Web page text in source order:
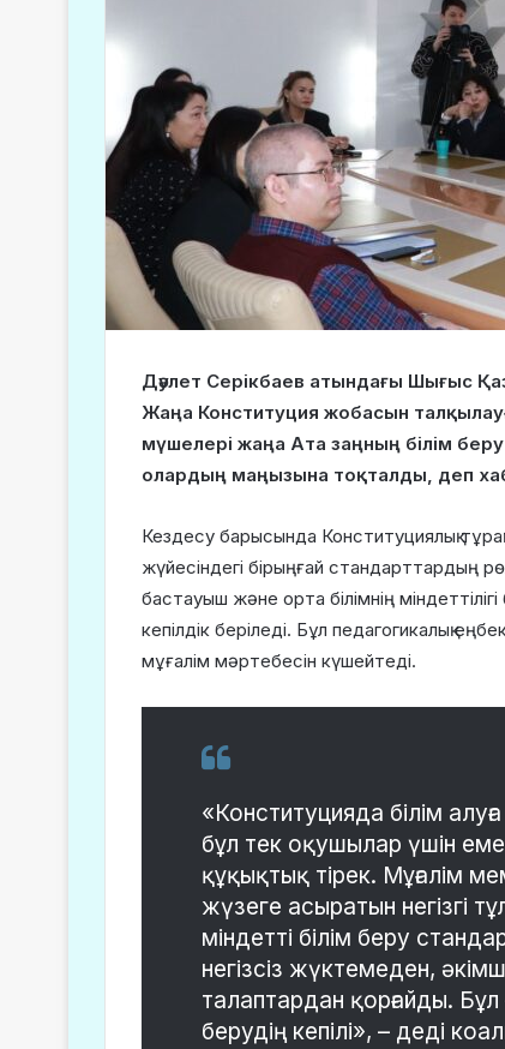
Дәулет Серікбаев атындағы Шығыс
Жаңа Конституция жобасын
мүшелері жаңа Ата заңның білім беру
олардың маңызына тоқталды, деп
Кездесу барысында Конституциялық
жүйесіндегі бірыңғай стандарттардың
бастауыш және орта білімнің
кепілдік беріледі. Бұл педагогикалық
мұғалім мәртебесін күшейтеді.
«Конституцияда білім алуға
бұл тек оқушылар үшін
құқықтық тірек. Мұғалім
жүзеге асыратын негізгі
міндетті білім беру
негізсіз жүктемеден,
талаптардан қорғайды.
берудің кепілі», – деді